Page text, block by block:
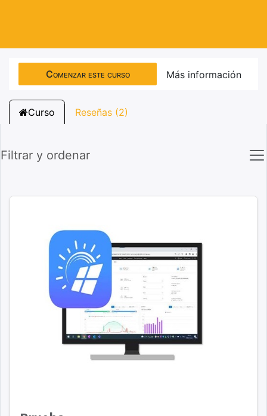
Comenzar este curso Más información
Curso Reseñas (2)
Filtrar y ordenar